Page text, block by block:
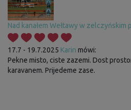
Nad kanałem Wełtawy w zelczyńskim
17.7 - 19.7.2025 Karin mówi:
Pekne misto, ciste zazemi. Dost
karavanem. Prijedeme zase.